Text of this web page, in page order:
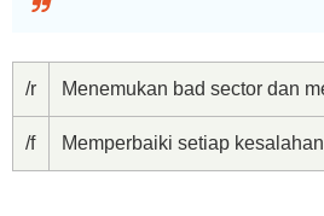
/r Menemukan bad sector dan
/f Memperbaiki setiap